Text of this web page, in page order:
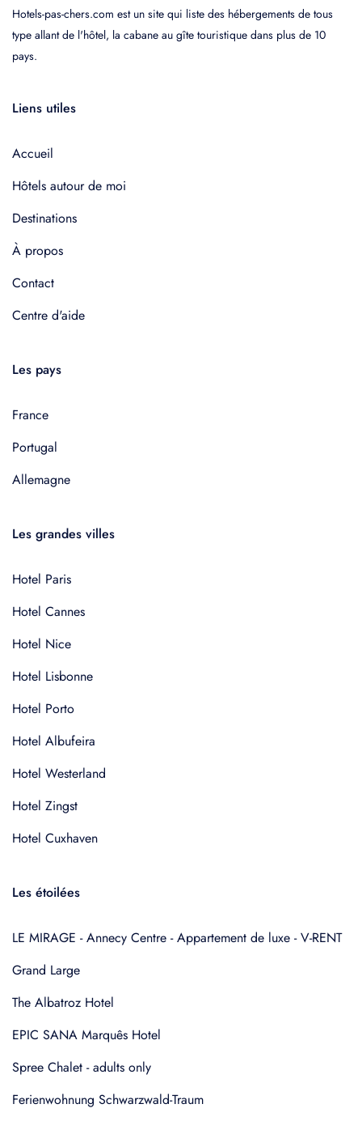
Hotels-pas-chers.com est un site qui liste des hébergements de tous
type allant de l'hôtel, la cabane au gîte touristique dans plus de 10
pays.
Liens utiles
Accueil
Hôtels autour de moi
Destinations
À propos
Contact
Centre d'aide
Les pays
France
Portugal
Allemagne
Les grandes villes
Hotel Paris
Hotel Cannes
Hotel Nice
Hotel Lisbonne
Hotel Porto
Hotel Albufeira
Hotel Westerland
Hotel Zingst
Hotel Cuxhaven
Les étoilées
LE MIRAGE - Annecy Centre - Appartement de luxe - V-RENT
Grand Large
The Albatroz Hotel
EPIC SANA Marquês Hotel
Spree Chalet - adults only
Ferienwohnung Schwarzwald-Traum